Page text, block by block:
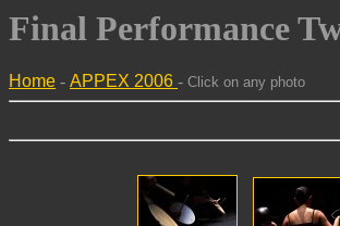
Final Performance
Home - APPEX 2006 - Click on any photo